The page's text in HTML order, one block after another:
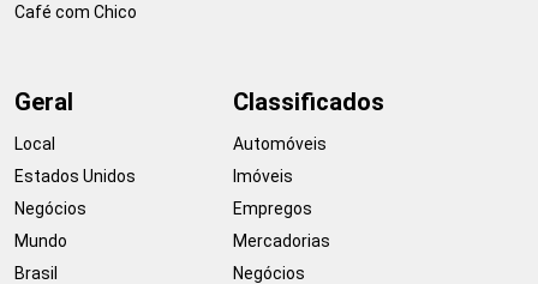
Café com Chico
Geral
Local
Estados Unidos
Negócios
Mundo
Brasil
Classificados
Automóveis
Imóveis
Empregos
Mercadorias
Negócios